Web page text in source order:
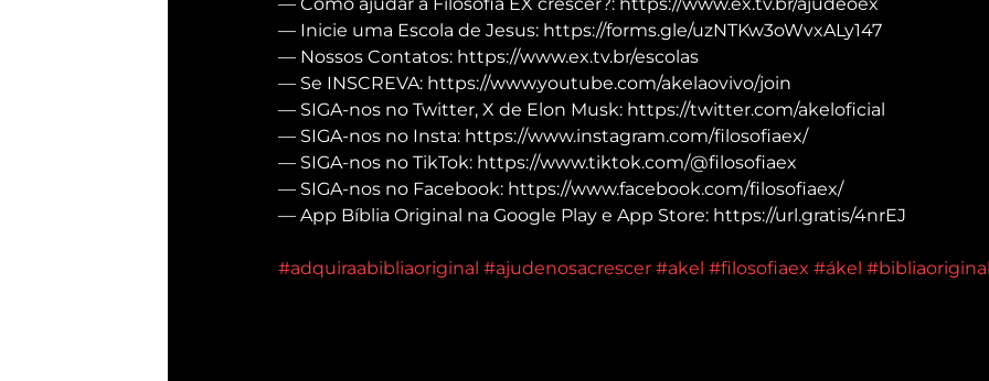
— Inicie uma Escola de Jesus: https://forms.gle/uzNTKw3oWvxALy147
— Nossos Contatos: https://www.ex.tv.br/escolas
— Se INSCREVA: https://www.youtube.com/akelaovivo/join
— SIGA-nos no Twitter, X de Elon Musk: https://twitter.com/akeloficial
— SIGA-nos no Insta: https://www.instagram.com/filosofiaex/
— SIGA-nos no TikTok: https://www.tiktok.com/@filosofiaex
— SIGA-nos no Facebook: https://www.facebook.com/filosofiaex/
— App Bíblia Original na Google Play e App Store: https://url.gratis/4nrEJ
#adquiraabibliaoriginal #ajudenosacrescer #akel #filosofiaex #ákel #bibliaoriginal